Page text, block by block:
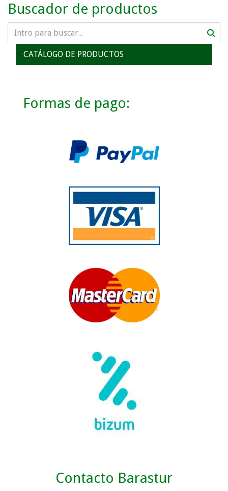
Buscador de productos
CATÁLOGO DE PRODUCTOS
Formas de pago:
Contacto Barastur